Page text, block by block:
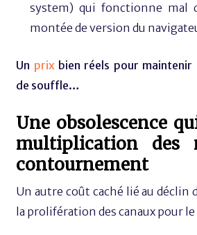
system) qui fonctionne mal
montée de version du
Un prixbien réels pour
de souffle…
Une obsolescence
multiplication des
contournement
Un autre coût caché lié au déclin
la prolifération des canaux pour